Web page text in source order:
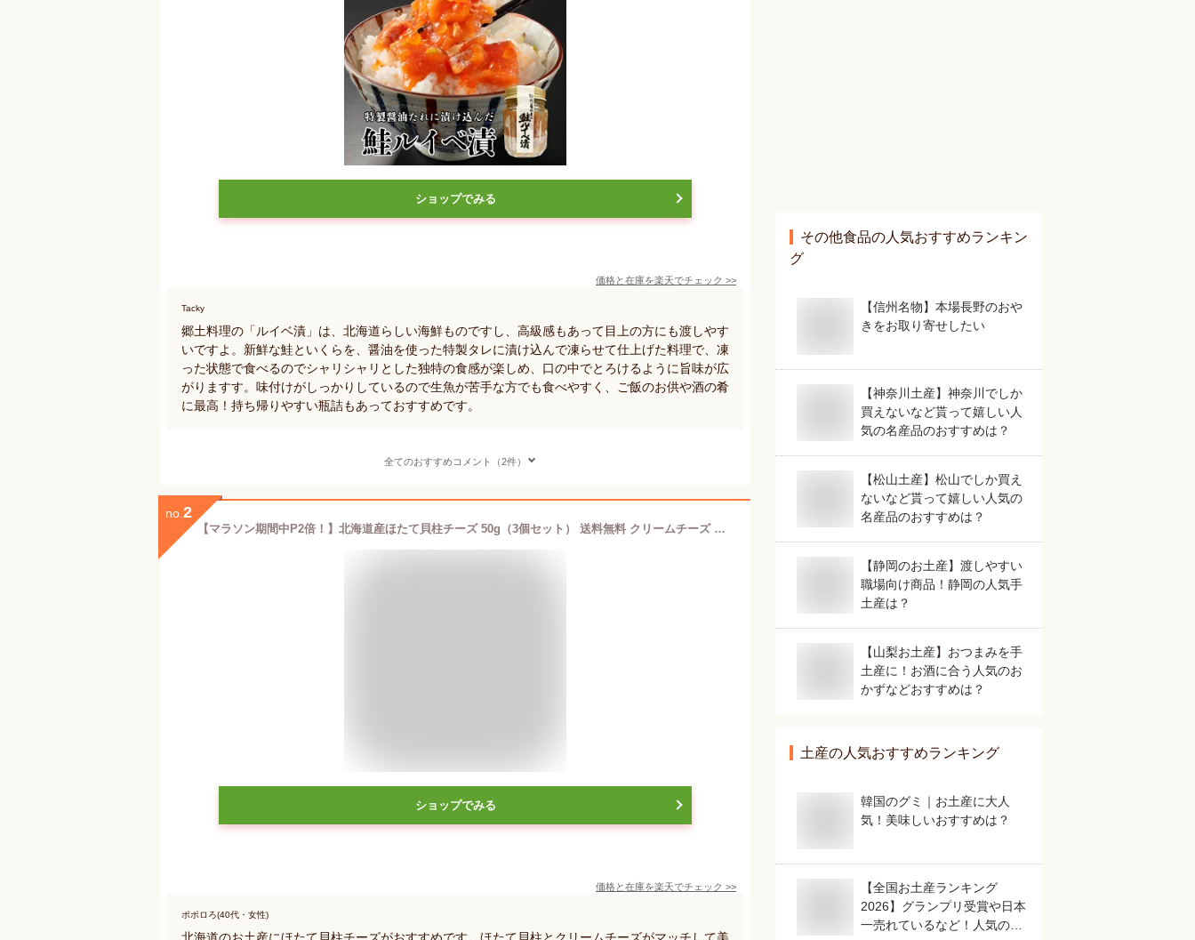
ショップでみる
価格と在庫を楽天でチェック >>
Tacky
郷土料理の「ルイベ漬」は、北海道らしい海鮮ものですし、高級感もあって目上の方にも渡しやす
いですよ。新鮮な鮭といくらを、醤油を使った特製タレに漬け込んで凍らせて仕上げた料理で、凍
った状態で食べるのでシャリシャリとした独特の食感が楽しめ、口の中でとろけるように旨味が広
がりますす。味付けがしっかりしているので生魚が苦手な方でも食べやすく、ご飯のお供や酒の肴
に最高！持ち帰りやすい瓶詰もあっておすすめです。
全てのおすすめコメント（2件）
no. 2
【マラソン期間中P2倍！】北海道産ほたて貝柱チーズ 50g（3個セット） 送料無料 クリームチーズ 帆立 ホタテ おつまみ 肴 ご当地 お土産 お取り寄せ プレゼント ギフト 贈答 御中元 お中元 御歳暮 お歳暮
ショップでみる
価格と在庫を楽天でチェック >>
ポポロろ(40代・女性)
その他食品の人気おすすめランキン
グ
【信州名物】本場長野のおや
きをお取り寄せしたい
【神奈川土産】神奈川でしか
買えないなど貰って嬉しい人
気の名産品のおすすめは？
【松山土産】松山でしか買え
ないなど貰って嬉しい人気の
名産品のおすすめは？
【静岡のお土産】渡しやすい
職場向け商品！静岡の人気手
土産は？
【山梨お土産】おつまみを手
土産に！お酒に合う人気のお
かずなどおすすめは？
土産の人気おすすめランキング
韓国のグミ｜お土産に大人
気！美味しいおすすめは？
【全国お土産ランキング
2026】グランプリ受賞や日本
一売れているなど！人気のご